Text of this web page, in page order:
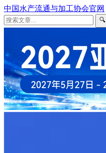
中国水产流通与加工协会官网
🔍